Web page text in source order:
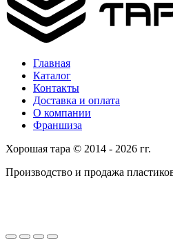
Главная
Каталог
Контакты
Доставка и оплата
О компании
Франшиза
Хорошая тара © 2014 - 2026 гг.
Производство и продажа